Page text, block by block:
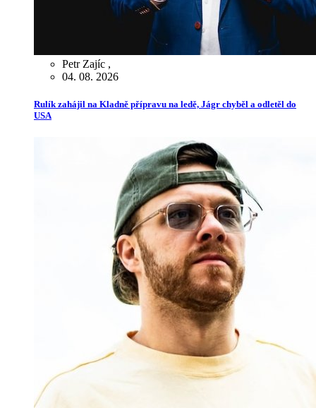
Petr Zajíc ,
04. 08. 2026
Rulík zahájil na Kladně přípravu na ledě, Jágr chyběl a odletěl do
USA